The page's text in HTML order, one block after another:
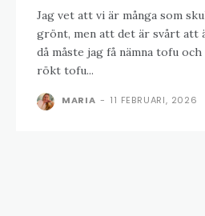
Jag vet att vi är många som
grönt, men att det är svårt att
då måste jag få nämna tofu
rökt tofu...
MARIA - 11 FEBRUARI, 2026